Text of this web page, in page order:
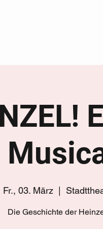
Fr., 03. März
  |
Die Geschichte der